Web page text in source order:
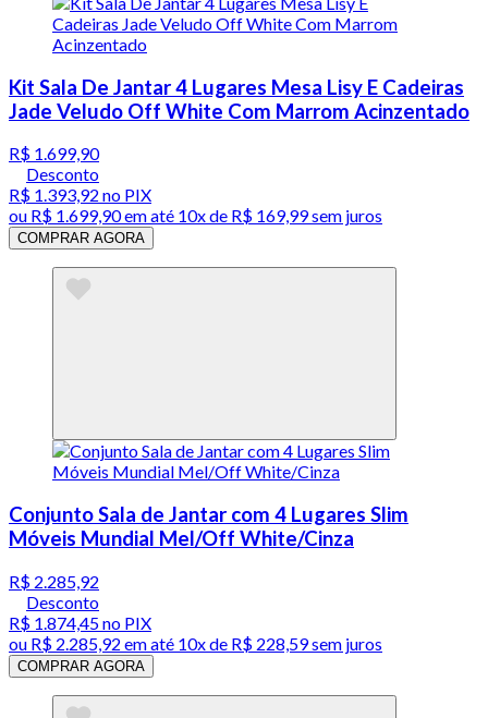
Kit Sala De Jantar 4 Lugares Mesa Lisy E Cadeiras
Jade Veludo Off White Com Marrom Acinzentado
R$ 1.699,90
Desconto
R$ 1.393,92 no PIX
ou R$ 1.699,90em até 10x de R$ 169,99 sem juros
COMPRAR AGORA
Conjunto Sala de Jantar com 4 Lugares Slim
Móveis Mundial Mel/Off White/Cinza
R$ 2.285,92
Desconto
R$ 1.874,45no PIX
ou R$ 2.285,92 em até 10x de R$ 228,59 sem juros
COMPRAR AGORA